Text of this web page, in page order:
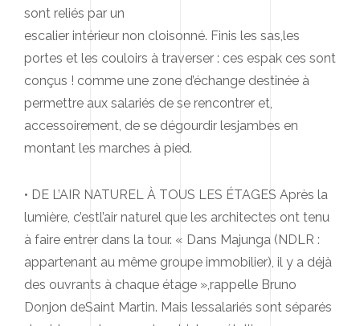
sont reliés par un
escalier intérieur non cloisonné. Finis les sas,les
portes et les couloirs à traverser : ces espak ces sont
conçus ! comme une zone d’échange destinée à
permettre aux salariés de se rencontrer et,
accessoirement, de se dégourdir lesjambes en
montant les marches à pied.
• DE L’AIR NATUREL À TOUS LES ÉTAGES Après la
lumière, c’estl’air naturel que les architectes ont tenu
à faire entrer dans la tour. « Dans Majunga (NDLR :
appartenant au même groupe immobilier), il y a déjà
des ouvrants à chaque étage »,rappelle Bruno
Donjon deSaint Martin. Mais lessalariés sont séparés